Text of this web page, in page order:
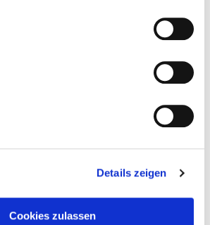
Details zeigen
Cookies zulassen
2. Juni 2023
Girl, immer Gilmore Girl